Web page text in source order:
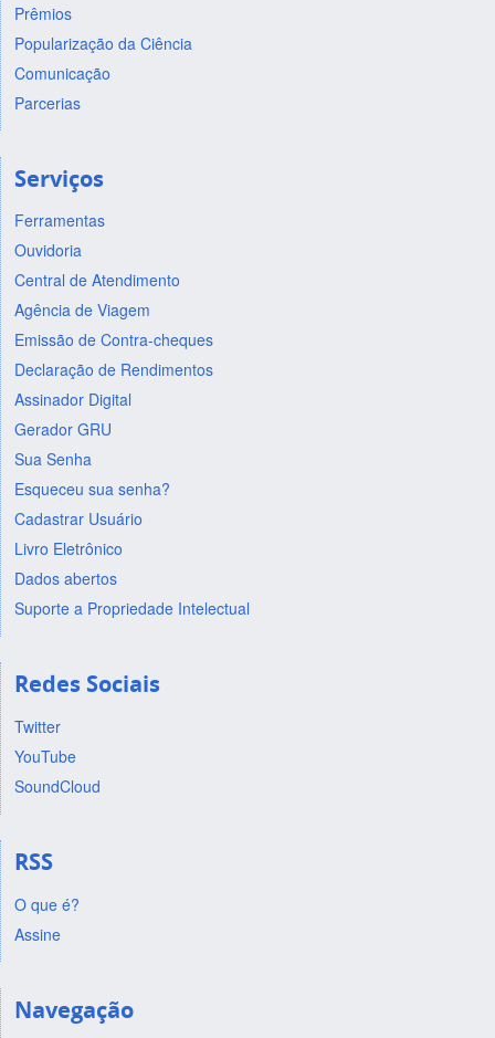
Prêmios
Popularização da Ciência
Comunicação
Parcerias
Serviços
Ferramentas
Ouvidoria
Central de Atendimento
Agência de Viagem
Emissão de Contra-cheques
Declaração de Rendimentos
Assinador Digital
Gerador GRU
Sua Senha
Esqueceu sua senha?
Cadastrar Usuário
Livro Eletrônico
Dados abertos
Suporte a Propriedade Intelectual
Redes Sociais
Twitter
YouTube
SoundCloud
RSS
O que é?
Assine
Navegação